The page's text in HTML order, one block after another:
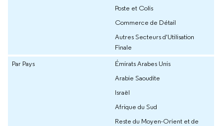
Poste et Colis
Commerce de Détail
Autres Secteurs d'Utilisation
Finale
Par Pays
Émirats Arabes Unis
Arabie Saoudite
Israël
Afrique du Sud
Reste du Moyen-Orient et de